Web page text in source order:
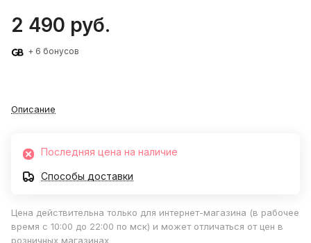
2 490 руб.
+ 6 бонусов
Описание
Последняя цена на наличие
Способы доставки
Цена действительна только для интернет-магазина (в рабочее
время с 10:00 до 22:00 по мск) и может отличаться от цен в
розничных магазинах